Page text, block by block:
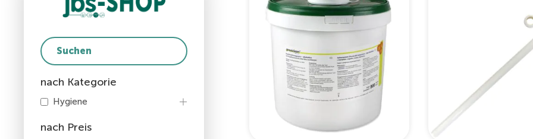
nach Kategorie
Hygiene
nach Preis